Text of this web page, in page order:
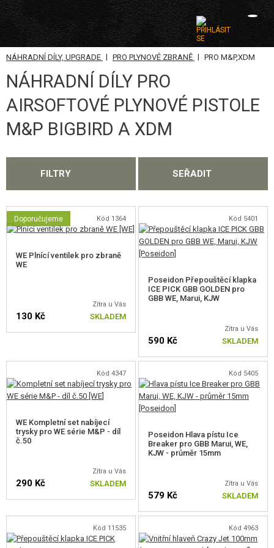
KATEGORIE
AIRSOFTOVÉ ZBRANĚ
KULIČKY, PLYN
ZÁSOBNÍKY, PLNIČKY
BRÝLE, MASKY
MASKOVÁNÍ, BARVY, PÁSKY
VYSÍLAČKY, HEADSETY, KAMERY
DOPLŇKY KE ZBRANÍM, POPRUHY
NÁHRADNÍ DÍLY, UPGRADE
PRO ELEKTRICKÉ ZBRANĚ - VNĚJŠÍ
PRO ODSTŘELOVACÍ PUŠKY
PRO GLOCK, 1799
PRO AAP-01
NÁHRADNÍ DÍLY, UPGRADE | PRO PLYNOVÉ ZBRANĚ | PRO M&P,XDM
NÁHRADNÍ DÍLY PRO
AIRSOFTOVÉ PLYNOVÉ PISTOLE
M&P BIGBIRD A XDM
FILTRY SEŘADIT
Doporučujeme Kód 1364
WE Plnící ventilek pro zbraně
WE
Zítra u Vás
130 Kč SKLADEM
Kód 5401
Poseidon Přepouštěcí klapka
ICE PICK GBB GOLDEN pro
GBB WE, Marui, KJW
Zítra u Vás
590 Kč SKLADEM
Kód 4347
WE Kompletní set nabíjecí
trysky pro WE série M&P - díl
č.50
Zítra u Vás
290 Kč SKLADEM
Kód 5405
Poseidon Hlava pístu Ice
Breaker pro GBB Marui, WE,
KJW - průměr 15mm
Zítra u Vás
579 Kč SKLADEM
Kód 11535 Kód 4963